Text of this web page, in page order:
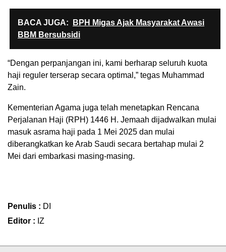
BACA JUGA:
BPH Migas Ajak Masyarakat Awasi
BBM Bersubsidi
“Dengan perpanjangan ini, kami berharap seluruh kuota
haji reguler terserap secara optimal,” tegas Muhammad
Zain.
Kementerian Agama juga telah menetapkan Rencana
Perjalanan Haji (RPH) 1446 H. Jemaah dijadwalkan mulai
masuk asrama haji pada 1 Mei 2025 dan mulai
diberangkatkan ke Arab Saudi secara bertahap mulai 2
Mei dari embarkasi masing-masing.
Penulis : DI
Editor : IZ